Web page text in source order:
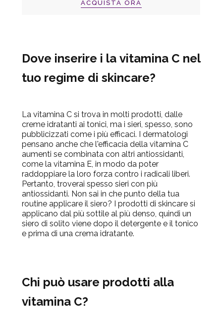
ACQUISTA ORA
Dove inserire i la vitamina C nel
tuo regime di skincare?
La vitamina C si trova in molti prodotti, dalle
creme idratanti ai tonici, ma i sieri, spesso, sono
pubblicizzati come i più efficaci. I dermatologi
pensano anche che l'efficacia della vitamina C
aumenti se combinata con altri antiossidanti,
come la vitamina E, in modo da poter
raddoppiare la loro forza contro i radicali liberi.
Pertanto, troverai spesso sieri con più
antiossidanti. Non sai in che punto della tua
routine applicare il siero? I prodotti di skincare si
applicano dal più sottile al più denso, quindi un
siero di solito viene dopo il detergente e il tonico
e prima di una crema idratante.
Chi può usare prodotti alla
vitamina C?